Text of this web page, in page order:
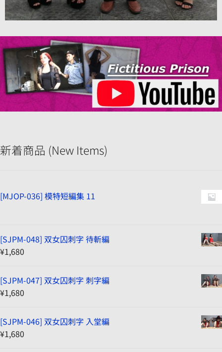
新着商品 (New Items)
[MJOP-036] 模特短編集 11
[SJPM-048] 双女囚刺字 待斬編
¥1,680
[SJPM-047] 双女囚刺字 刺字編
¥1,680
[SJPM-046] 双女囚刺字 入堂編
¥1,680